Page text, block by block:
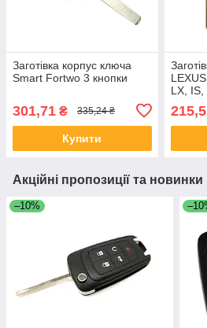
Заготівка корпус ключа
Smart Fortwo 3 кнопки
301,71 ₴ 335,24 ₴
Купити
LX,
Акційні пропозиції та новинки
–10%